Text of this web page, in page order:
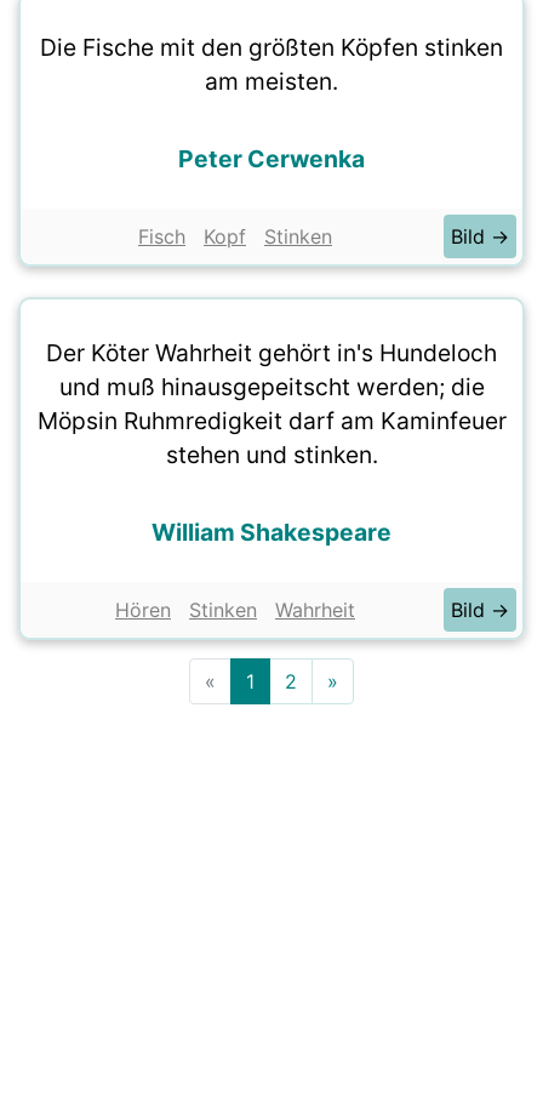
Die Fische mit den größten Köpfen stinken
am meisten.
Peter Cerwenka
Fisch Kopf Stinken Bild →
Der Köter Wahrheit gehört in's Hundeloch
und muß hinausgepeitscht werden; die
Möpsin Ruhmredigkeit darf am Kaminfeuer
stehen und stinken.
William Shakespeare
Hören Stinken Wahrheit Bild →
« 1 2 »